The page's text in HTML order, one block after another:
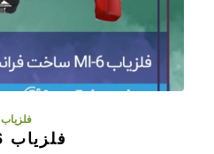
فلزیاب
فلزیاب MI-6